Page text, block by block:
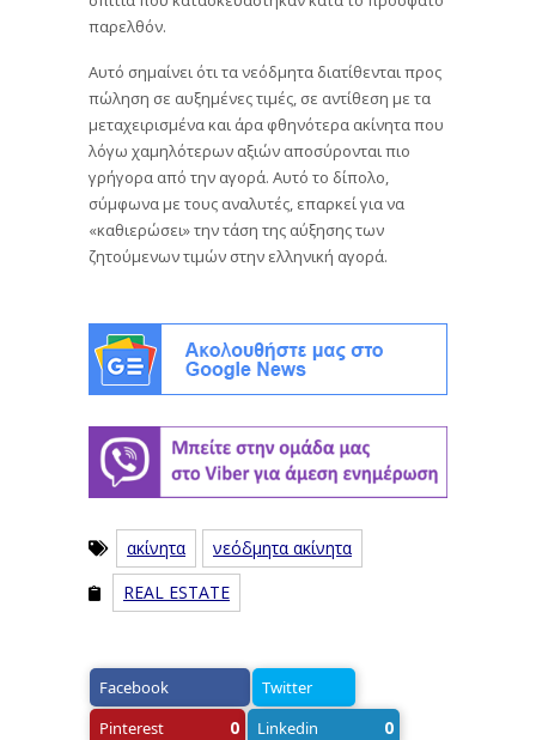
παρελθόν.
Αυτό σημαίνει ότι τα νεόδμητα διατίθενται προς
πώληση σε αυξημένες τιμές, σε αντίθεση με τα
μεταχειρισμένα και άρα φθηνότερα ακίνητα που
λόγω χαμηλότερων αξιών αποσύρονται πιο
γρήγορα από την αγορά. Αυτό το δίπολο,
σύμφωνα με τους αναλυτές, επαρκεί για να
«καθιερώσει» την τάση της αύξησης των
ζητούμενων τιμών στην ελληνική αγορά.
ακίνητα
νεόδμητα ακίνητα
REAL ESTATE
Facebook
Twitter
Pinterest
0 Linkedin 0